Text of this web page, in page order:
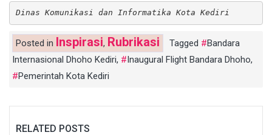
Dinas Komunikasi dan Informatika Kota Kediri
Posted in Inspirasi, Rubrikasi Tagged
Bandara
Internasional Dhoho Kediri, Inaugural Flight Bandara Dhoho,
Pemerintah Kota Kediri
RELATED POSTS